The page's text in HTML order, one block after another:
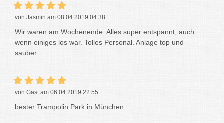
von Jasmin am 08.04.2019 04:38
Wir waren am Wochenende. Alles super entspannt, auch
wenn einiges los war. Tolles Personal. Anlage top und
sauber.
von Gast am 06.04.2019 22:55
bester Trampolin Park in München